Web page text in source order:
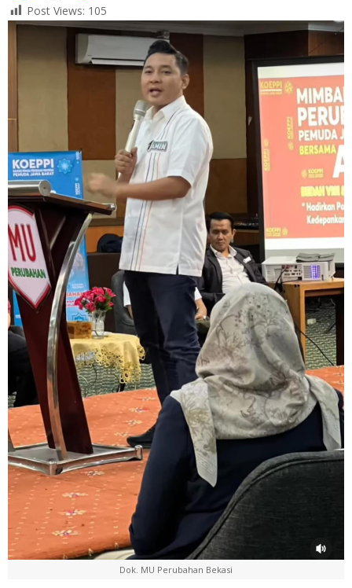
Post Views: 105
Dok. MU Perubahan Bekasi